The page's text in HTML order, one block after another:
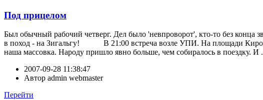
Под прицелом
Был обычный рабочий четверг. Дел было 'невпроворот', кто-то без конца
в поход - на Зигальгу! В 21:00 встреча возле УПИ. На площади Кирова
наша массовка. Народу пришло явно больше, чем собиралось в поездку. И
2007-09-28 11:38:47
Автор admin webmaster
Перейти